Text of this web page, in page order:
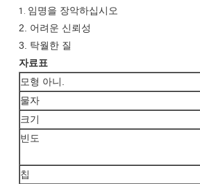
1. 임명을 장악하십시오
2. 어려운 신뢰성
3. 탁월한 질
자료표
모형 아니.
물자
크기
빈도
칩